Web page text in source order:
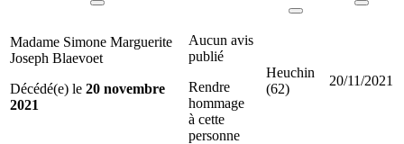
Madame Simone Marguerite
Joseph Blaevoet
Décédé(e) le 20 novembre
2021
Aucun avis
publié
Rendre
hommage
à cette
personne
Heuchin
(62)
20/11/2021